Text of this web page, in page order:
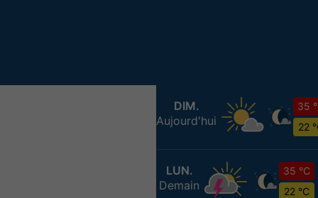
DIM.
Aujourd'hui
35
22
LUN.
Demain
35 °C
22 °C